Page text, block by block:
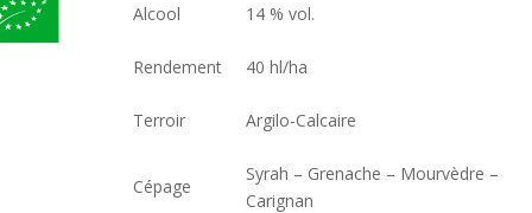
Alcool 14 % vol.
Rendement 40 hl/ha
Terroir Argilo-Calcaire
Cépage
Syrah – Grenache – Mourvèdre –
Carignan